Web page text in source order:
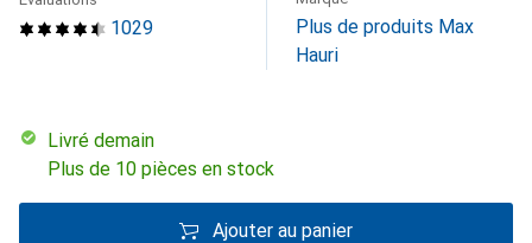
1029
Plus de produits Max
Hauri
Livré demain
Plus de 10 pièces en stock
Ajouter au panier